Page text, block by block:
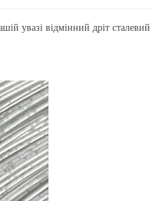
увазі відмінний дріт сталевий